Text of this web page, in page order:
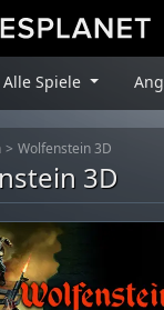
Alle Spiele
Wolfenstein 3D
3D